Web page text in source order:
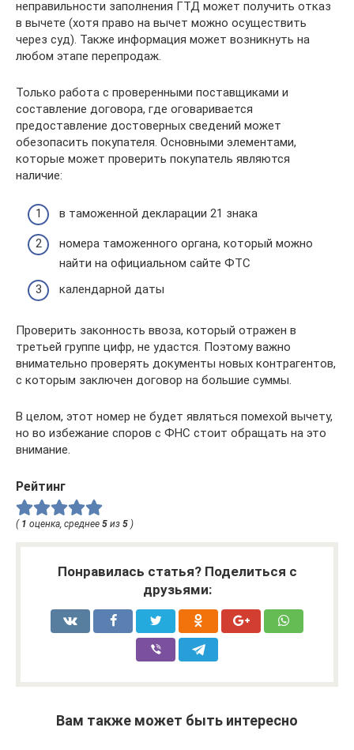
неправильности заполнения ГТД может получить отказ
в вычете (хотя право на вычет можно осуществить
через суд). Также информация может возникнуть на
любом этапе перепродаж.
Только работа с проверенными поставщиками и
составление договора, где оговаривается
предоставление достоверных сведений может
обезопасить покупателя. Основными элементами,
которые может проверить покупатель являются
наличие:
в таможенной декларации 21 знака
номера таможенного органа, который можно
найти на официальном сайте ФТС
календарной даты
Проверить законность ввоза, который отражен в
третьей группе цифр, не удастся. Поэтому важно
внимательно проверять документы новых контрагентов,
с которым заключен договор на большие суммы.
В целом, этот номер не будет являться помехой вычету,
но во избежание споров с ФНС стоит обращать на это
внимание.
Рейтинг
( 1 оценка, среднее 5 из 5 )
Понравилась статья? Поделиться с
друзьями:
Вам также может быть интересно